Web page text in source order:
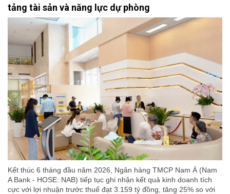
tảng tài sản và năng lực dự phòng
Kết thúc 6 tháng đầu năm 2026, Ngân hàng TMCP Nam Á (Nam
A Bank - HOSE: NAB) tiếp tục ghi nhận kết quả kinh doanh tích
cực với lợi nhuận trước thuế đạt 3.159 tỷ đồng, tăng 25% so với